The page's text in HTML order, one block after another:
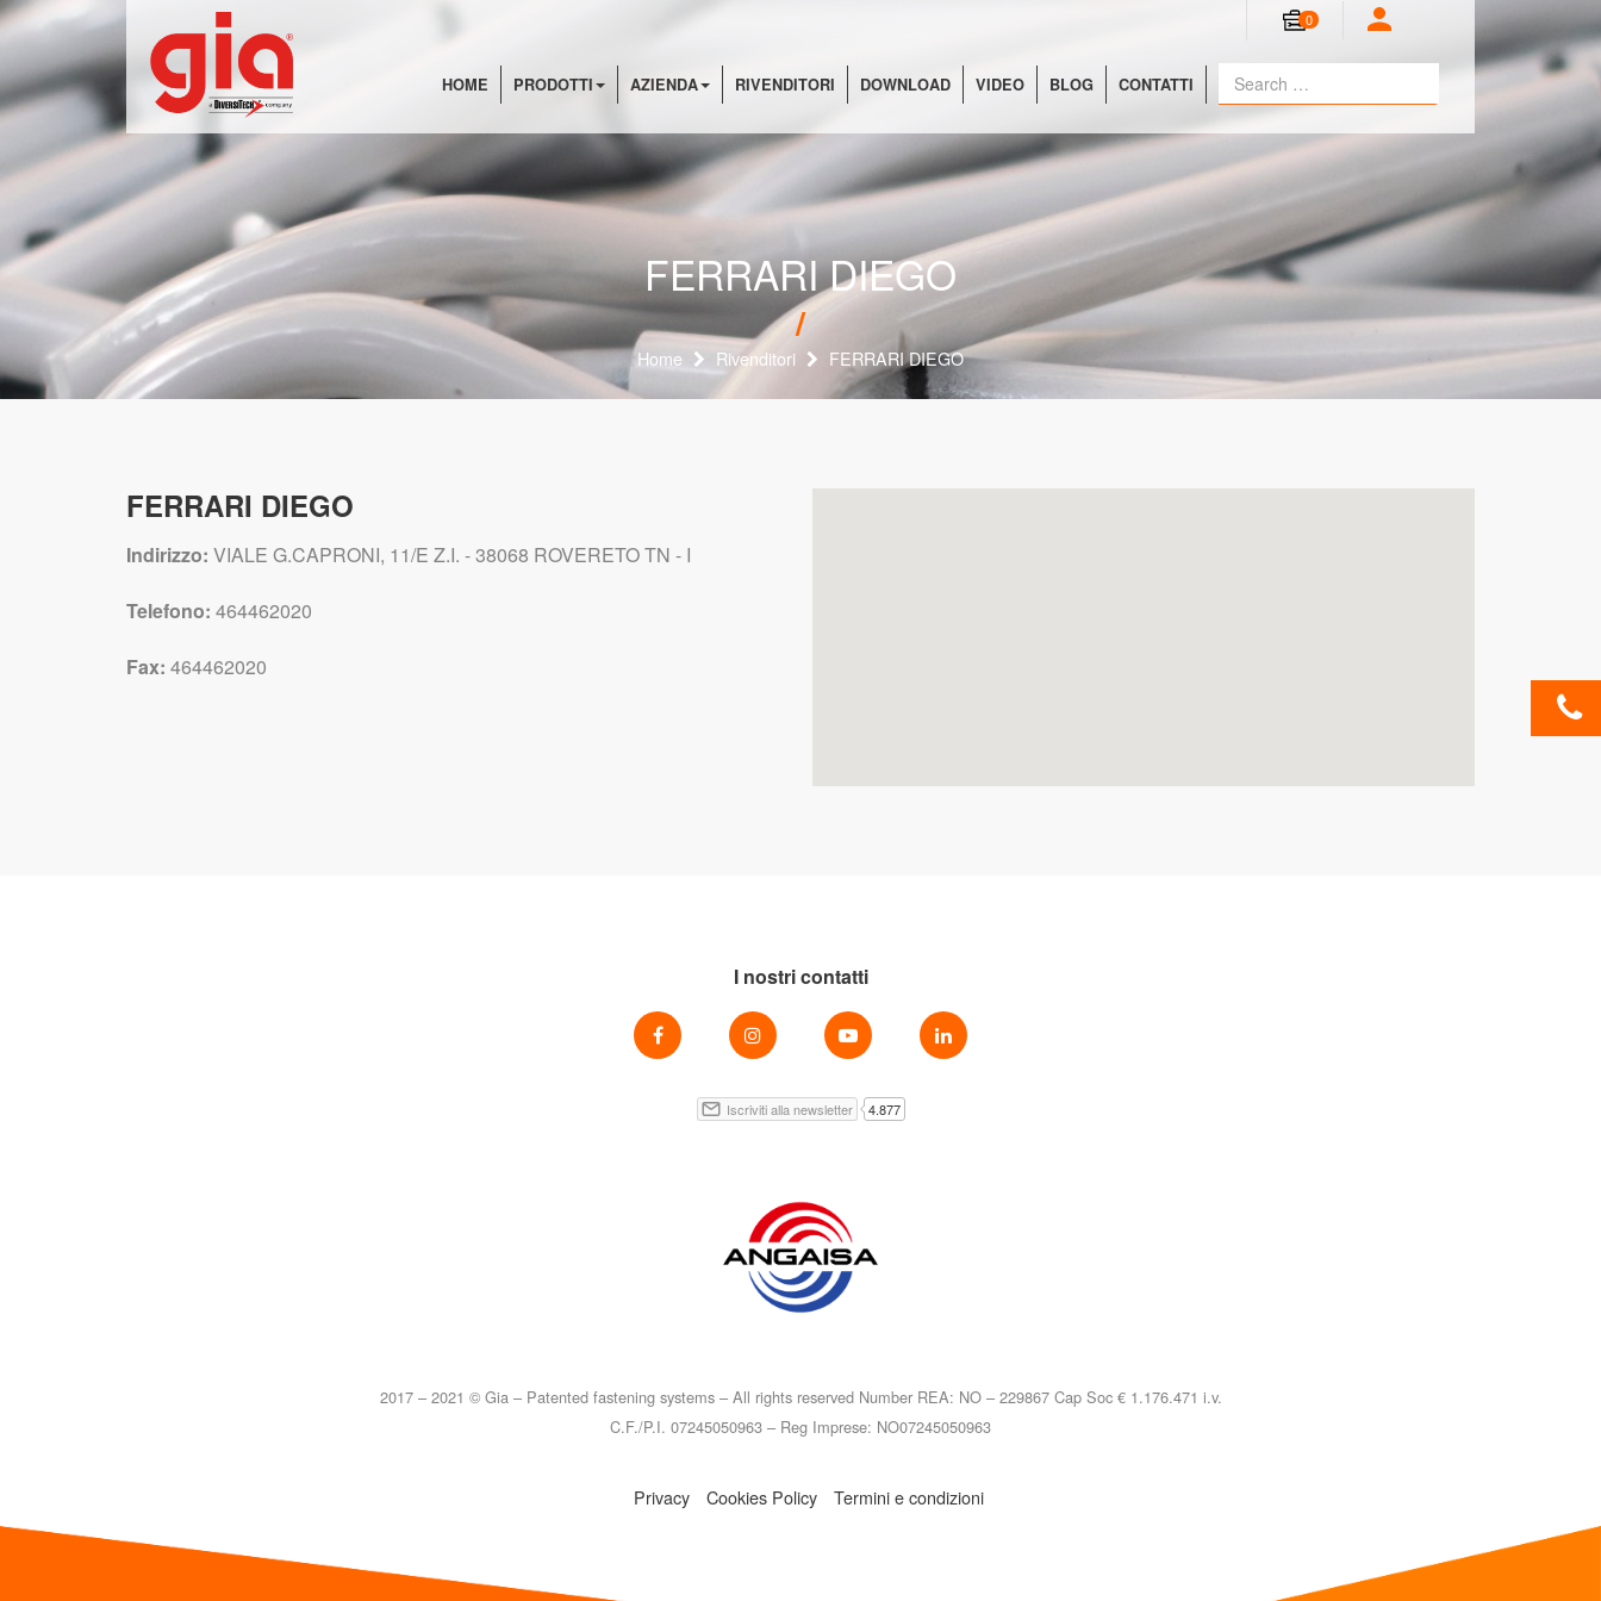
0
HOME PRODOTTI AZIENDA RIVENDITORI DOWNLOAD VIDEO BLOG CONTATTI
FERRARI DIEGO
Home Rivenditori FERRARI DIEGO
FERRARI DIEGO
Indirizzo: VIALE G.CAPRONI, 11/E Z.I. - 38068 ROVERETO TN - I
Telefono: 464462020
Fax: 464462020
I nostri contatti
2017 – 2021 © Gia – Patented fastening systems – All rights reserved Number REA: NO – 229867 Cap Soc € 1.176.471 i.v.
C.F./P.I. 07245050963 – Reg Imprese: NO07245050963
Privacy Cookies Policy Termini e condizioni